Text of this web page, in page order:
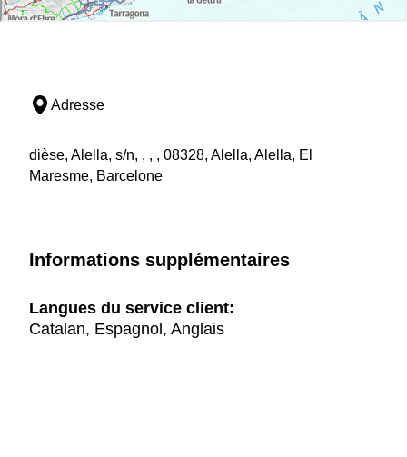
Adresse
dièse, Alella, s/n, , , , 08328, Alella, Alella, El
Maresme, Barcelone
Informations supplémentaires
Langues du service client:
Catalan, Espagnol, Anglais